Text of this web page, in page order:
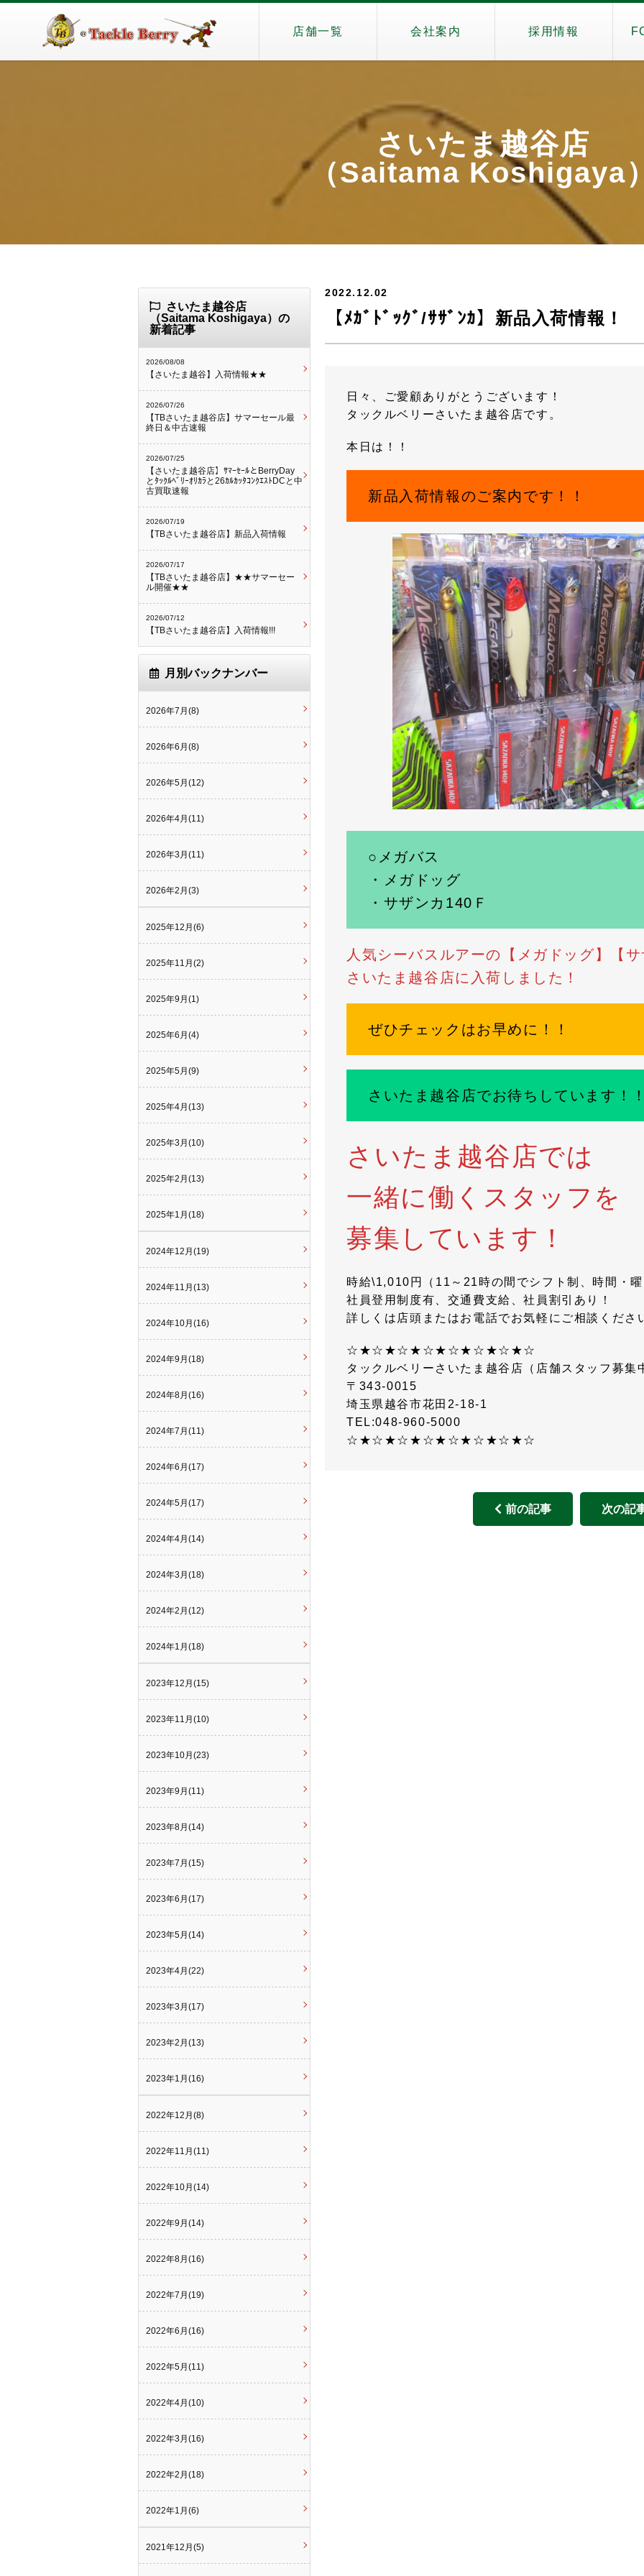
店舗一覧 会社案内 採用情報
さいたま越谷店
（Saitama Koshigaya）
2022.12.02
【ﾒｶﾞﾄﾞｯｸﾞ/ｻｻﾞﾝｶ】新品入荷情報！
日々、ご愛顧ありがとうございます！
タックルベリーさいたま越谷店です。
本日は！！
新品入荷情報のご案内です！！
○メガバス
・メガドッグ
・サザンカ140Ｆ
人気シーバスルアーの【メガドッグ】【
さいたま越谷店に入荷しました！
ぜひチェックはお早めに！！
さいたま越谷店でお待ちしています！！
さいたま越谷店では
一緒に働くスタッフを
募集しています！
時給\1,010円（11～21時の間でシフト制、時間・曜
社員登用制度有、交通費支給、社員割引あり！
詳しくは店頭またはお電話でお気軽にご相談くださ
☆★☆★☆★☆★☆★☆★☆★☆
タックルベリーさいたま越谷店（店舗スタッフ募集
〒343-0015
埼玉県越谷市花田2-18-1
TEL:048-960-5000
☆★☆★☆★☆★☆★☆★☆★☆
前の記事 次の記
さいたま越谷店
（Saitama Koshigaya）の
新着記事
2026/08/08
【さいたま越谷】入荷情報★★
2026/07/26
【TBさいたま越谷店】サマーセール最
終日＆中古速報
2026/07/25
【さいたま越谷店】ｻﾏｰｾｰﾙとBerryDay
とﾀｯｸﾙﾍﾞﾘｰｵﾘｶﾗと26ｶﾙｶｯﾀｺﾝｸｴｽﾄDCと中
古買取速報
2026/07/19
【TBさいたま越谷店】新品入荷情報
2026/07/17
【TBさいたま越谷店】★★サマーセー
ル開催★★
2026/07/12
【TBさいたま越谷店】入荷情報!!!
月別バックナンバー
2026年7月(8)
2026年6月(8)
2026年5月(12)
2026年4月(11)
2026年3月(11)
2026年2月(3)
2025年12月(6)
2025年11月(2)
2025年9月(1)
2025年6月(4)
2025年5月(9)
2025年4月(13)
2025年3月(10)
2025年2月(13)
2025年1月(18)
2024年12月(19)
2024年11月(13)
2024年10月(16)
2024年9月(18)
2024年8月(16)
2024年7月(11)
2024年6月(17)
2024年5月(17)
2024年4月(14)
2024年3月(18)
2024年2月(12)
2024年1月(18)
2023年12月(15)
2023年11月(10)
2023年10月(23)
2023年9月(11)
2023年8月(14)
2023年7月(15)
2023年6月(17)
2023年5月(14)
2023年4月(22)
2023年3月(17)
2023年2月(13)
2023年1月(16)
2022年12月(8)
2022年11月(11)
2022年10月(14)
2022年9月(14)
2022年8月(16)
2022年7月(19)
2022年6月(16)
2022年5月(11)
2022年4月(10)
2022年3月(16)
2022年2月(18)
2022年1月(6)
2021年12月(5)